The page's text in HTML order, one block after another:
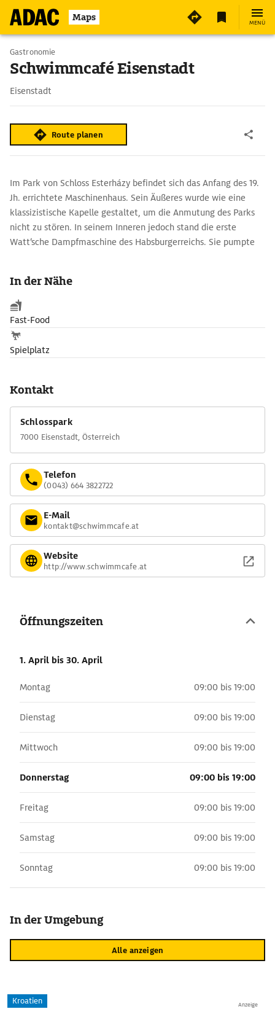
Maps MENÜ
Gastronomie
Schwimmcafé Eisenstadt
Eisenstadt
Route planen
Im Park von Schloss Esterházy befindet sich das Anfang des 19.
Jh. errichtete Maschinenhaus. Sein Äußeres wurde wie eine
klassizistische Kapelle gestaltet, um die Anmutung des Parks
nicht zu stören. In seinem Inneren jedoch stand die erste
Watt‘sche Dampfmaschine des Habsburgerreichs. Sie pumpte
Maschinenhaus eingezogen. Es steht Badegästen des Freibades
ebenso offen wie Parkbesuchern und hat auch außerhalb der
Badesaison geöffnet.
In der Nähe
Fast-Food
Spielplatz
Kontakt
Schlosspark
7000 Eisenstadt, Österreich
Telefon
(0043) 664 3822722
E-Mail
kontakt@schwimmcafe.at
Website
http://www.schwimmcafe.at
Öffnungszeiten
1. April bis 30. April
Montag 09:00 bis 19:00
Dienstag 09:00 bis 19:00
Mittwoch 09:00 bis 19:00
Donnerstag 09:00 bis 19:00
Freitag 09:00 bis 19:00
Samstag 09:00 bis 19:00
Sonntag 09:00 bis 19:00
In der Umgebung
Alle anzeigen
Anzeige
Kroatien